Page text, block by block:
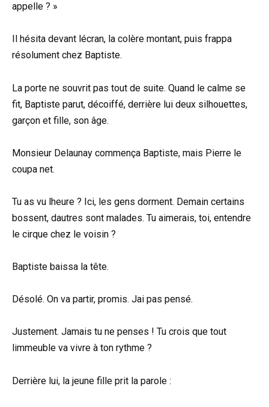
appelle ? »
Il hésita devant lécran, la colère montant, puis frappa
résolument chez Baptiste.
La porte ne souvrit pas tout de suite. Quand le calme se
fit, Baptiste parut, décoiffé, derrière lui deux silhouettes,
garçon et fille, son âge.
Monsieur Delaunay commença Baptiste, mais Pierre le
coupa net.
Tu as vu lheure ? Ici, les gens dorment. Demain certains
bossent, dautres sont malades. Tu aimerais, toi, entendre
le cirque chez le voisin ?
Baptiste baissa la tête.
Désolé. On va partir, promis. Jai pas pensé.
Justement. Jamais tu ne penses ! Tu crois que tout
limmeuble va vivre à ton rythme ?
Derrière lui, la jeune fille prit la parole :